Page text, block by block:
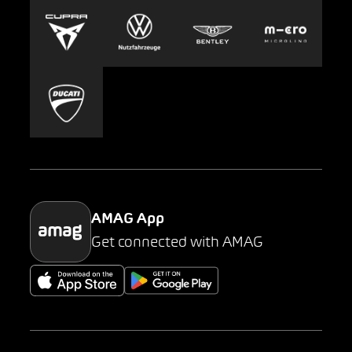
Europcar
Carsharing
Mobility-as-a-Service
Parking
Presse
AMAG App
Get connected with AMAG